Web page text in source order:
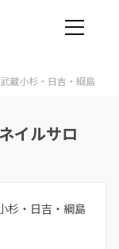
武蔵小杉・日吉・綱島
イルサロ
杉・日吉・綱島